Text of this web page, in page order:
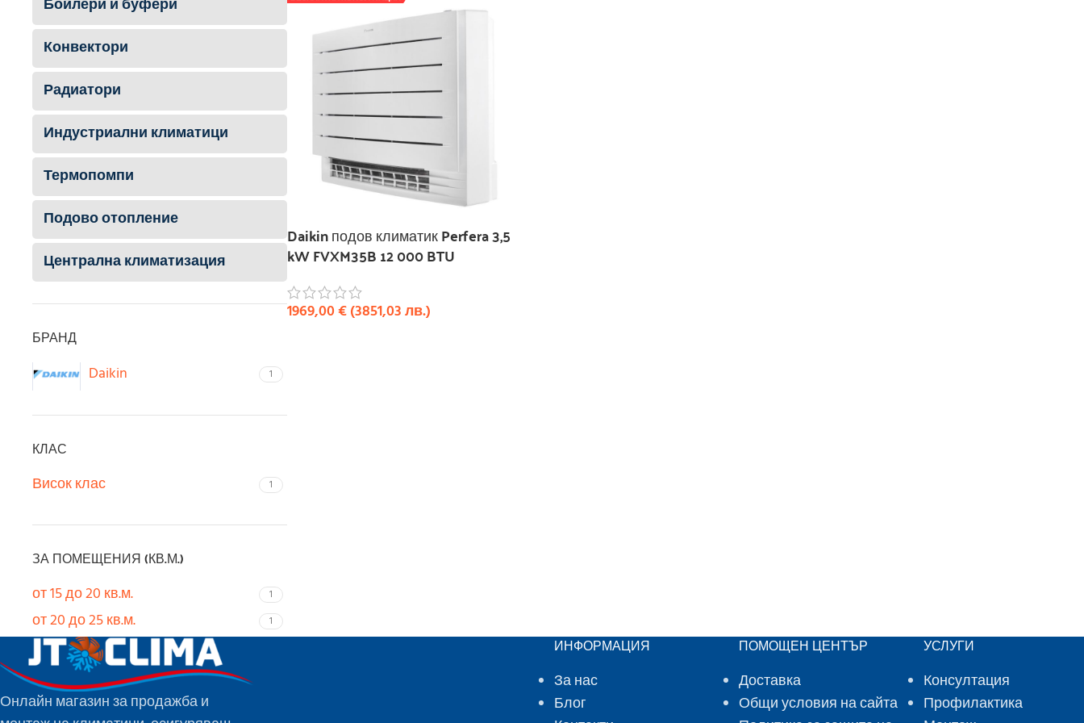
Бойлери и буфери
Конвектори
Радиатори
Индустриални климатици
Термопомпи
Подово отопление
Централна климатизация
БРАНД
Daikin
1
КЛАС
Висок клас
1
ЗА ПОМЕЩЕНИЯ (КВ.М.)
от 15 до 20 кв.м.
1
от 20 до 25 кв.м. 1
Daikin подов климатик Perfera 3,5
kW FVXM35B 12 000 BTU
1969,00€(3851,03лв.)
Онлайн магазин за продажба и
ИНФОРМАЦИЯ
За нас
Блог
ПОМОЩЕН ЦЕНТЪР
Доставка
Общи условия на сайта
УСЛУГИ
Консултация
Профилактика